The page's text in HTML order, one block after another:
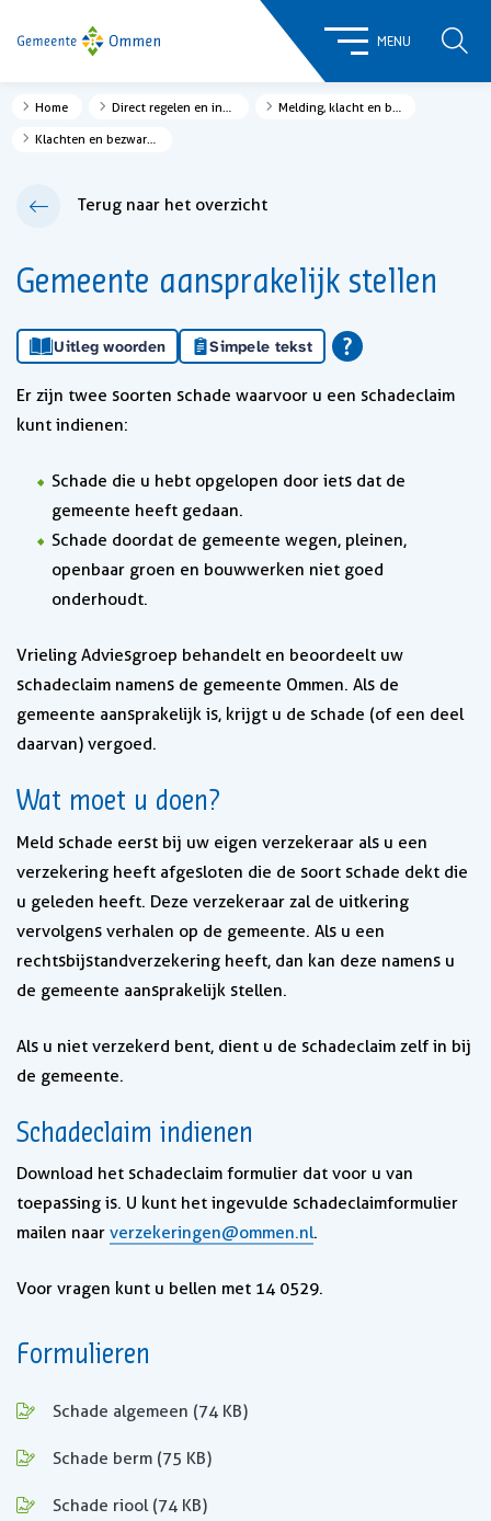
MENU
Home
Klachten en bezwaren
Terug naar het overzicht
Gemeente aansprakelijk stellen
Uitleg woorden Simpele tekst
Er zijn twee soorten schade waarvoor u een schadeclaim
kunt indienen:
Schade die u hebt opgelopen door iets dat de
gemeente heeft gedaan.
Schade doordat de gemeente wegen, pleinen,
openbaar groen en bouwwerken niet goed
onderhoudt.
Vrieling Adviesgroep behandelt en beoordeelt uw
schadeclaim namens de gemeente Ommen. Als de
gemeente aansprakelijk is, krijgt u de schade (of een deel
daarvan) vergoed.
Wat moet u doen?
Meld schade eerst bij uw eigen verzekeraar als u een
verzekering heeft afgesloten die de soort schade dekt die
u geleden heeft. Deze verzekeraar zal de uitkering
vervolgens verhalen op de gemeente. Als u een
rechtsbijstandverzekering heeft, dan kan deze namens u
de gemeente aansprakelijk stellen.
Als u niet verzekerd bent, dient u de schadeclaim zelf in bij
de gemeente.
Schadeclaim indienen
Download het schadeclaim formulier dat voor u van
toepassing is. U kunt het ingevulde schadeclaimformulier
mailen naar verzekeringen@ommen.nl.
Voor vragen kunt u bellen met 14 0529.
Formulieren
Schade algemeen (74 KB)
, opent in nieuw tabblad
Schade berm (75 KB)
, opent in nieuw tabblad
Schade riool (74 KB)
, opent in nieuw tabblad